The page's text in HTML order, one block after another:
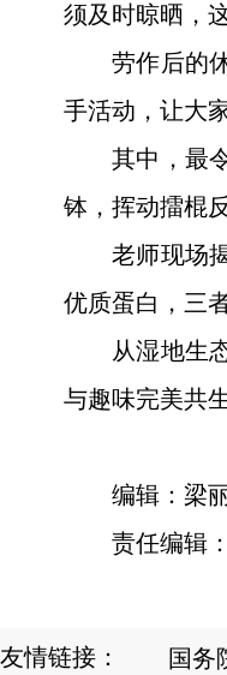
须及时晾晒，
劳作后的
手活动，让大
其中，最
钵，挥动擂棍
老师现场
优质蛋白，三
从湿地生
与趣味完美共生
编辑：梁
责任编辑
友情链接：